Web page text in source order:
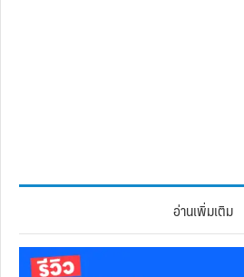
อ่านเพิ่มเติม